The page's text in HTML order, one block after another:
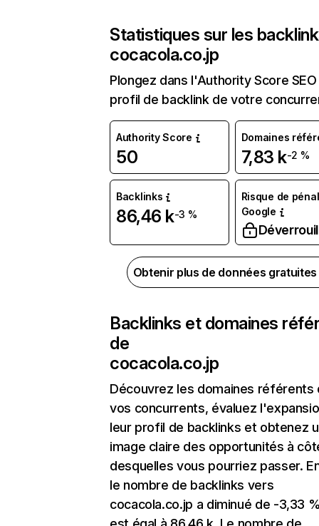
Statistiques sur les
cocacola.co.jp
Plongez dans l'Authority Score
profil de backlink de votre
Authority Score
50
Domaines
7,83 k-2 %
Backlinks
86,46 k-3 %
Risque de
Google
Obtenir plus de données
Backlinks et domaines
de
cocacola.co.jp
Découvrez les domaines référents
vos concurrents, évaluez
leur profil de backlinks et obtenez
image claire des opportunités à
desquelles vous pourriez passer.
le nombre de backlinks vers
cocacola.co.jp a diminué de -3,33